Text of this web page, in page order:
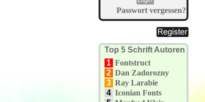
Passwort vergessen?
Top 5 Schrift Autoren
1 Fontstruct
2 Dan Zadorozny
3 Ray Larabie
4 Iconian Fonts